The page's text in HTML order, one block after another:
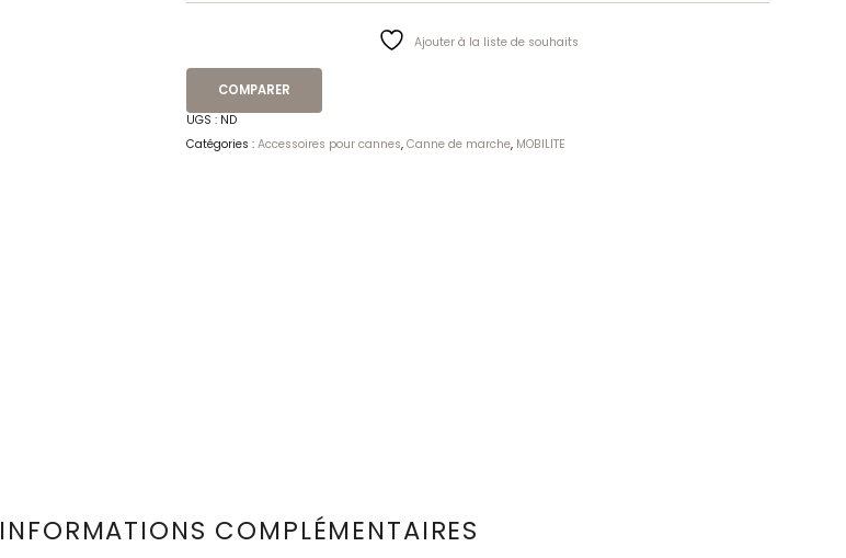
Ajouter à la liste de souhaits
COMPARER
UGS : ND
Catégories : Accessoires pour cannes, Canne de marche, MOBILITE
INFORMATIONS COMPLÉMENTAIRES